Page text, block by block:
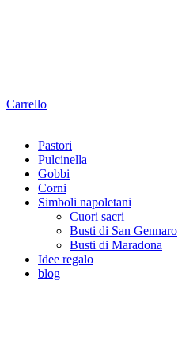
Carrello
Pastori
Pulcinella
Gobbi
Corni
Simboli napoletani
Cuori sacri
Busti di San Gennaro
Busti di Maradona
Idee regalo
blog